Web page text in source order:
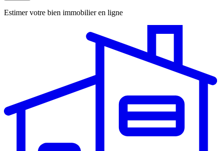
Estimer votre bien immobilier en ligne